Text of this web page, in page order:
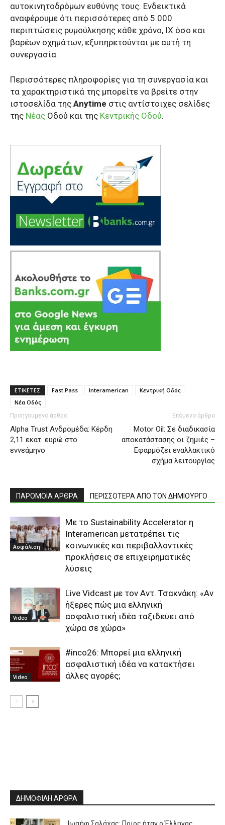
αυτοκινητοδρόμων ευθύνης τους. Ενδεικτικά
αναφέρουμε ότι περισσότερες από 5.000
περιπτώσεις ρυμούλκησης κάθε χρόνο, ΙΧ όσο και
βαρέων οχημάτων, εξυπηρετούνται με αυτή τη
συνεργασία.
Περισσότερες πληροφορίες για τη συνεργασία και
τα χαρακτηριστικά της μπορείτε να βρείτε στην
ιστοσελίδα της Anytime στις αντίστοιχες σελίδες
της Νέας Οδού και της Κεντρικής Οδού.
ΕΤΙΚΕΤΕΣ Fast Pass Interamerican
Κεντρική Οδός
Νέα Οδός
Προηγούμενο άρθρο
Alpha Trust Ανδρομέδα: Κέρδη
2,11 εκατ. ευρώ στο
εννεάμηνο
Επόμενο άρθρο
Motor Oil: Σε διαδικασία
αποκατάστασης οι ζημιές –
Εφαρμόζει εναλλακτικό
σχήμα λειτουργίας
ΠΑΡΟΜΟΙΑ ΑΡΘΡΑ ΠΕΡΙΣΣΟΤΕΡΑ ΑΠΟ ΤΟΝ ΔΗΜΙΟΥΡΓΟ
Ασφάλιση
Με το Sustainability Accelerator η
Interamerican μετατρέπει τις
κοινωνικές και περιβαλλοντικές
προκλήσεις σε επιχειρηματικές
λύσεις
Video
Live Vidcast με τον Αντ. Τσακνάκη: «Αν
ήξερες πώς μια ελληνική
ασφαλιστική ιδέα ταξιδεύει από
χώρα σε χώρα»
Video
#inco26: Μπορεί μια ελληνική
ασφαλιστική ιδέα να κατακτήσει
άλλες αγορές;
ΔΗΜΟΦΙΛΗ ΑΡΘΡΑ